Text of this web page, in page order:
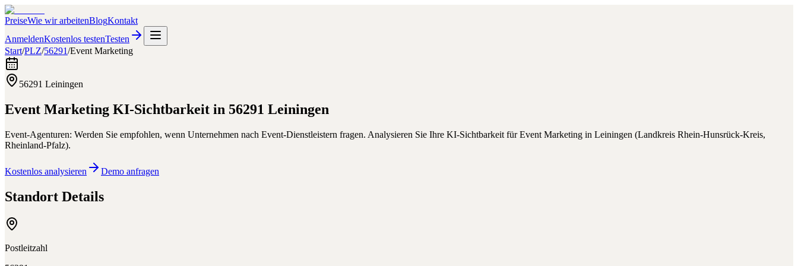
PreiseWie wir arbeitenBlogKontakt
AnmeldenKostenlos testenTesten
Start/PLZ/56291/Event Marketing
56291 Leiningen
Event Marketing KI-Sichtbarkeit in 56291 Leiningen
Event-Agenturen: Werden Sie empfohlen, wenn Unternehmen nach Event-Dienstleistern fragen. Analysieren Sie Ihre KI-Sichtbarkeit fürEvent Marketing in Leiningen (Landkreis Rhein-Hunsrück-Kreis,
Rheinland-Pfalz).
Kostenlos analysieren Demo anfragen
Standort Details
Postleitzahl